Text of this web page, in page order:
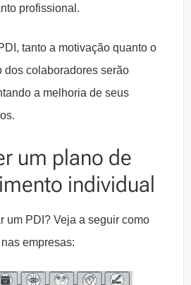
profissional.
tanto a motivação quanto o
dos colaboradores serão
a melhoria de seus
um plano de
individual
um PDI? Veja a seguir como
empresas: